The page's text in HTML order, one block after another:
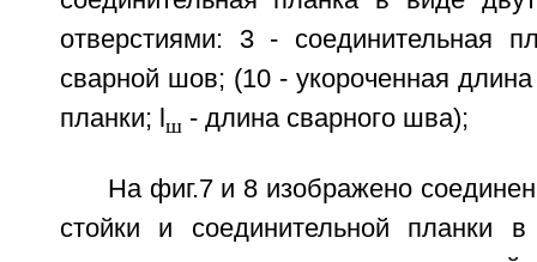
отверстиями: 3 - соединительная
сварной шов; (10 - укороченная
планки; l ш- длина сварного шва);
На фиг.7 и 8 изображено
стойки и соединительной планки в